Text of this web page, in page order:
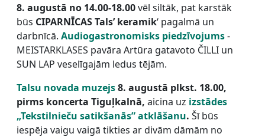
8. augustā no 14.00-18.00vēl siltāk, pat karstāk
būs CIPARNĪCAS Tals’ keramik‘ pagalmā un
darbnīcā. Audiogastronomisks piedzīvojums-
MEISTARKLASES pavāra Artūra gatavoto ČILLI un
SUN LAP veselīgajām ledus tējām.
Talsu novada muzejs8. augustā plkst. 18.00,
pirms koncerta Tiguļkalnā, aicina uz izstādes
„Tekstilnieču satikšanās” atklāšanu. Šī būs
iespēja vaigu vaigā tikties ar divām dāmām no